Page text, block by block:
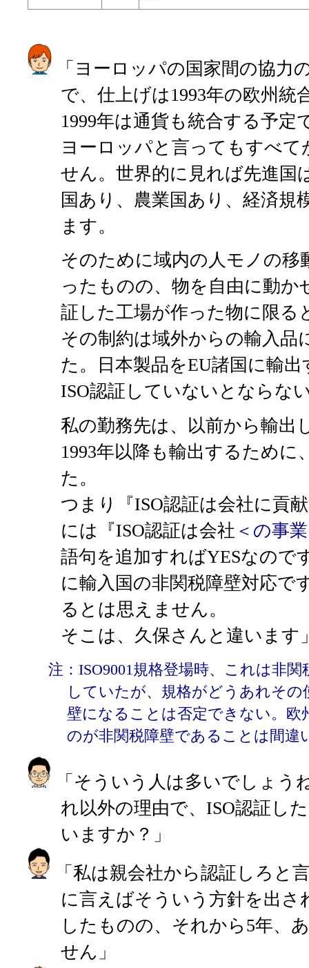
「ヨーロッパの国家間の協力
で、仕上げは1993年の欧州統
1999年は通貨も統合する予定
ヨーロッパと言ってもすべ
せん。世界的に見れば先進国
国あり、農業国あり、経済規
ます。
そのために域内の人モノの移
ったものの、物を自由に動か
証した工場が作った物に限る
その制約は域外からの輸入品
た。日本製品をEU諸国に輸
ISO認証していないとならな
私の勤務先は、以前から輸出
1993年以降も輸出するために
た。
つまり『ISO認証は会社に貢
には『ISO認証は会社 ＜の事
語句を追加すればYESなので
に輸入国の非関税障壁対応で
るとは思えません。
そこは、久保さんと違います
注：ISO9001規格登場時、これは非
していたが、規格がどうあれその
壁になることは否定できない。欧
のが非関税障壁であることは間違
「そういう人は多いでしょう
れ以外の理由で、ISO認証し
いますか？」
「私は親会社から認証しろと
に言えばそういう方針を出さ
したものの、それから5年、
せん」